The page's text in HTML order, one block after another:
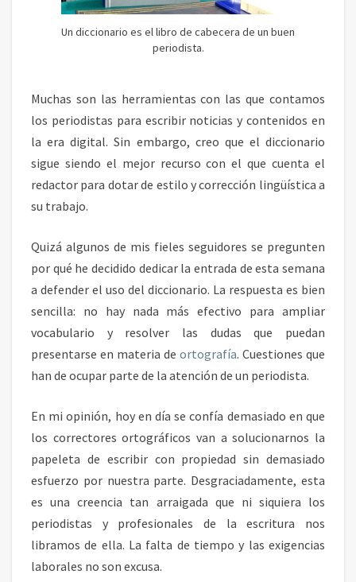
G
I
N
E
A
R
A
B
E
L
R
E
D
A
C
T
Un diccionario es el libro de cabecera de un buen
periodista.
Muchas son las herramientas con las que contamos
los periodistas para escribir noticias y contenidos en
la era digital. Sin embargo, creo que el diccionario
sigue siendo el mejor recurso con el que cuenta el
redactor para dotar de estilo y corrección lingüística a
su trabajo.
Quizá algunos de mis fieles seguidores se pregunten
por qué he decidido dedicar la entrada de esta semana
a defender el uso del diccionario. La respuesta es bien
sencilla: no hay nada más efectivo para ampliar
vocabulario y resolver las dudas que puedan
presentarse en materia de ortografía. Cuestiones que
han de ocupar parte de la atención de un periodista.
En mi opinión, hoy en día se confía demasiado en que
los correctores ortográficos van a solucionarnos la
papeleta de escribir con propiedad sin demasiado
esfuerzo por nuestra parte. Desgraciadamente, esta
es una creencia tan arraigada que ni siquiera los
periodistas y profesionales de la escritura nos
libramos de ella. La falta de tiempo y las exigencias
laborales no son excusa.